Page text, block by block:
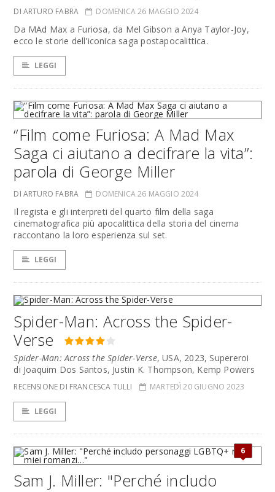
DI ARTURO FABRA DOMENICA 26 MAGGIO 2024
Da MAd Max a Furiosa, da Mel Gibson a Anya Taylor-Joy,
ecco le storie dell'iconica saga postapocalittica.
LEGGI
“Film come Furiosa: A Mad Max
Saga ci aiutano a decifrare la vita”:
parola di George Miller
DI ARTURO FABRA DOMENICA 26 MAGGIO 2024
Il regista e gli interpreti del quarto film della saga
cinematografica più apocalittica della storia del cinema
raccontano la loro esperienza sul set.
LEGGI
Spider-Man: Across the Spider-
Verse
Spider-Man: Across the Spider-Verse, USA, 2023, Supereroi
di Joaquim Dos Santos, Justin K. Thompson, Kemp Powers
RECENSIONE DI FRANCESCA TULLI MARTEDÌ 20 GIUGNO 2023
LEGGI
6
Sam J. Miller: "Perché includo